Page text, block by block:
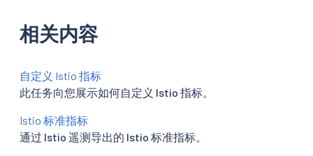
相关内容
自定义 Istio 指标
此任务向您展示如何自定义 Istio 指标。
Istio 标准指标
通过 Istio 遥测导出的 Istio 标准指标。